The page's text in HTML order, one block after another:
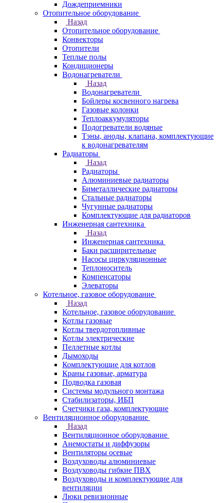
Дождеприемники
Отопительное оборудование
Назад
Отопительное оборудование
Конвекторы
Отопители
Теплые полы
Кондиционеры
Водонагреватели
Назад
Водонагреватели
Бойлеры косвенного нагрева
Газовые колонки
Теплоаккумуляторы
Подогреватели водяные
Тэны, аноды, клапана, комплектующие
к водонагревателям
Радиаторы
Назад
Радиаторы
Алюминиевые радиаторы
Биметаллические радиаторы
Стальные радиаторы
Чугунные радиаторы
Комплектующие для радиаторов
Инженерная сантехника
Назад
Инженерная сантехника
Баки расширительные
Насосы циркуляционные
Теплоноситель
Компенсаторы
Элеваторы
Котельное, газовое оборудование
Назад
Котельное, газовое оборудование
Котлы газовые
Котлы твердотопливные
Котлы электрические
Пеллетные котлы
Дымоходы
Комплектующие для котлов
Краны газовые, арматура
Подводка газовая
Системы модульного монтажа
Стабилизаторы, ИБП
Счетчики газа, комплектующие
Вентиляционное оборудование
Назад
Вентиляционное оборудование
Анемостаты и диффузоры
Вентиляторы осевые
Воздуховоды алюминиевые
Воздуховоды гибкие ПВХ
Воздуховоды и комплектующие для
вентиляции
Люки ревизионные